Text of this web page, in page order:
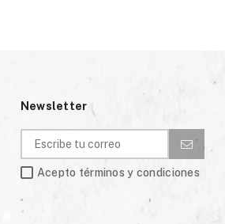
Newsletter
Acepto términos y condiciones